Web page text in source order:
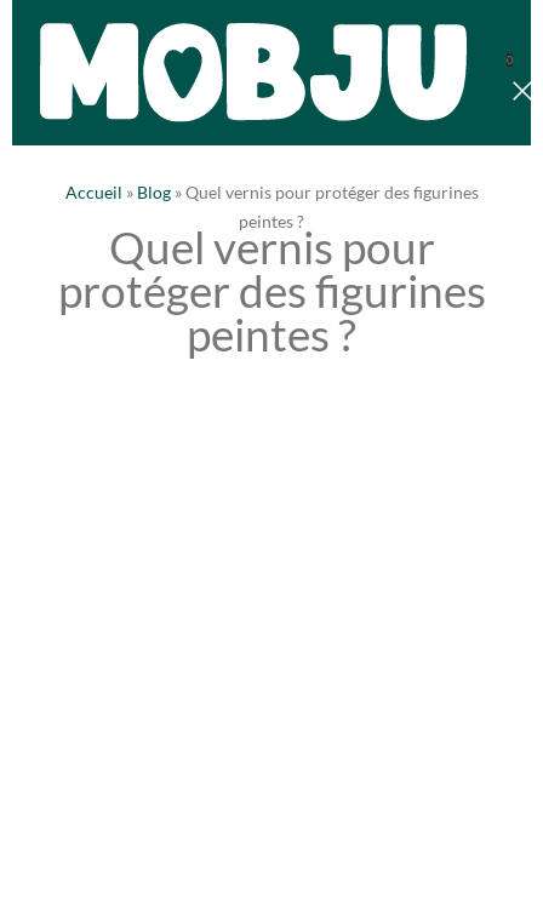
0
Accueil » Blog»Quel vernis pour protéger des figurines
peintes ?
Quel vernis pour
protéger des figurines
peintes ?